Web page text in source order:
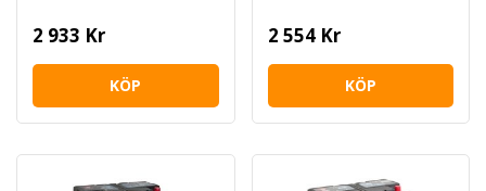
2 933 Kr
KÖP
2 554 Kr
KÖP